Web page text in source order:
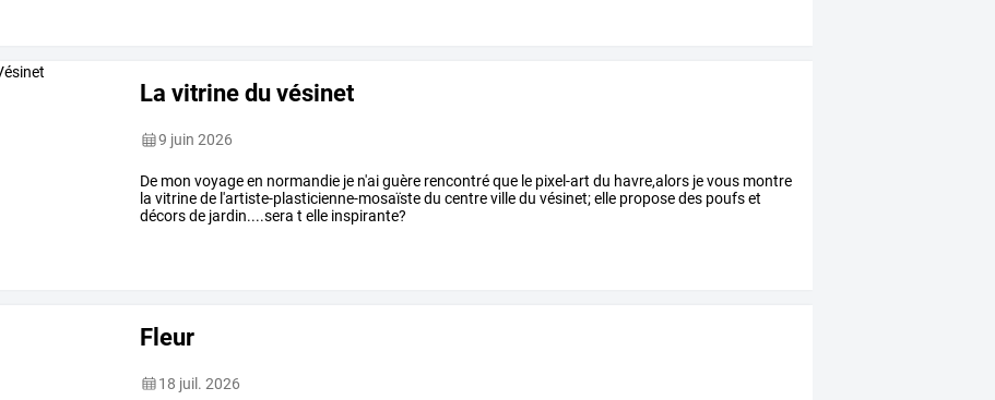
La vitrine du vésinet
9 juin 2026
De mon voyage en normandie je n'ai guère rencontré que le pixel-art du havre,alors je vous montre
la vitrine de l'artiste-plasticienne-mosaïste du centre ville du vésinet; elle propose des poufs et
décors de jardin....sera t elle inspirante?
Fleur
18 juil. 2026